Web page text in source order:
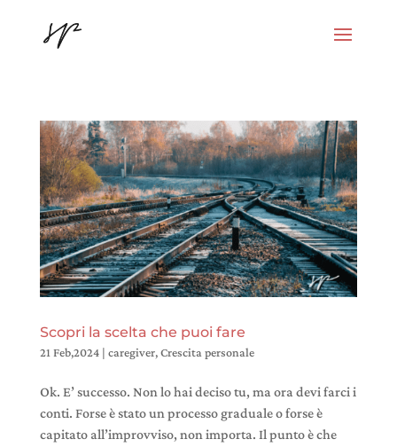
Scopri la scelta che puoi fare
21 Feb,2024| caregiver,Crescita personale
Ok. E’ successo. Non lo hai deciso tu, ma ora devi farci i
conti. Forse è stato un processo graduale o forse è
capitato all’improvviso, non importa. Il punto è che